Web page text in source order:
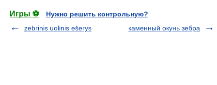
Игры ⚽
Нужно решить контрольную?
zebrinis uolinis ešerys
каменный окунь зебра